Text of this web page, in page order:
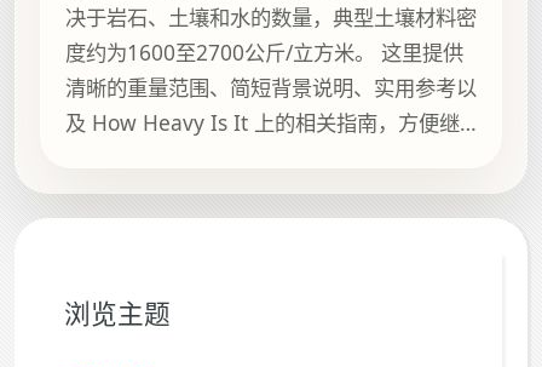
决于岩石、土壤和水的数量，典型土壤材料密
度约为1600至2700公斤/立方米。 这里提供
清晰的重量范围、简短背景说明、实用参考以
及 How Heavy Is It 上的相关指南，方便继
浏览主题